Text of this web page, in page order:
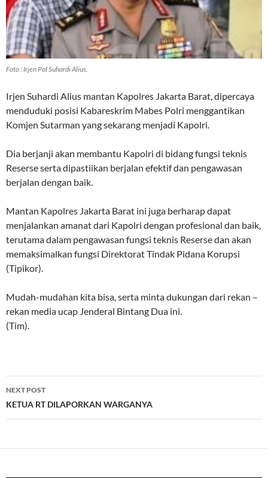
Foto : Irjen Pol Suhardi Alius.
Irjen Suhardi Alius mantan Kapolres Jakarta Barat, dipercaya
menduduki posisi Kabareskrim Mabes Polri menggantikan
Komjen Sutarman yang sekarang menjadi Kapolri.
Dia berjanji akan membantu Kapolri di bidang fungsi teknis
Reserse serta dipastiikan berjalan efektif dan pengawasan
berjalan dengan baik.
Mantan Kapolres Jakarta Barat ini juga berharap dapat
menjalankan amanat dari Kapolri dengan profesional dan baik,
terutama dalam pengawasan fungsi teknis Reserse dan akan
memaksimalkan fungsi Direktorat Tindak Pidana Korupsi
(Tipikor).
Mudah-mudahan kita bisa, serta minta dukungan dari rekan –
rekan media ucap Jenderal Bintang Dua ini.
(Tim).
Post
navigation
NEXT POST
KETUA RT DILAPORKAN WARGANYA